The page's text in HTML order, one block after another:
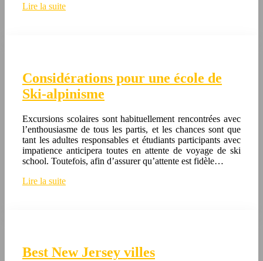
Lire la suite
Considérations pour une école de
Ski-alpinisme
Excursions scolaires sont habituellement rencontrées avec
l’enthousiasme de tous les partis, et les chances sont que
tant les adultes responsables et étudiants participants avec
impatience anticipera toutes en attente de voyage de ski
school. Toutefois, afin d’assurer qu’attente est fidèle…
Lire la suite
Best New Jersey villes